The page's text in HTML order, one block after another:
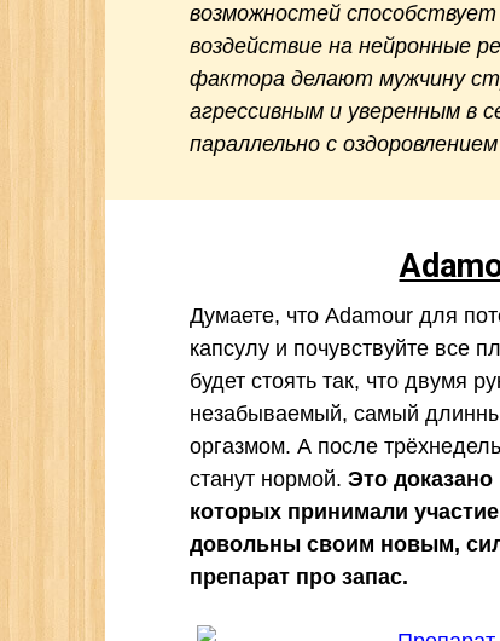
возможностей
воздействие на нейронные
фактора делают мужчину
агрессивным и уверенным в
параллельно с
Думаете, что Adamour для
капсулу и почувствуйте все
будет стоять так, что двумя
незабываемый, самый
оргазмом. А после
станут нормой. Это
которых принимали
довольны своим новым,
препарат про запас.